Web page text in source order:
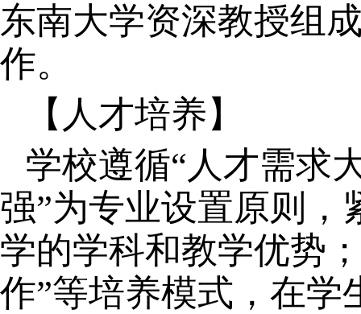
东南大学资深教授组
作。
【人才培养】
学校遵循“人才需求
强”为专业设置原则
学的学科和教学优势
作”等培养模式，在学